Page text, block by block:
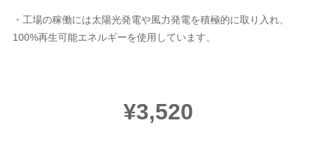
・工場の稼働には太陽光発電や風力発電を積極的に取り入れ、
100%再生可能エネルギーを使用しています。
¥3,520